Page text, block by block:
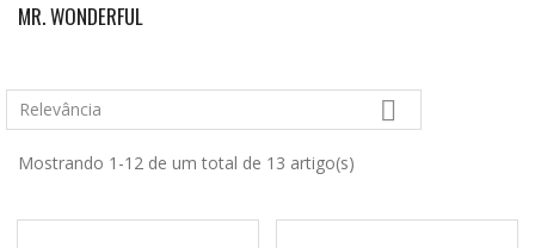
MR. WONDERFUL
Relevância 
Mostrando 1-12 de um total de 13 artigo(s)